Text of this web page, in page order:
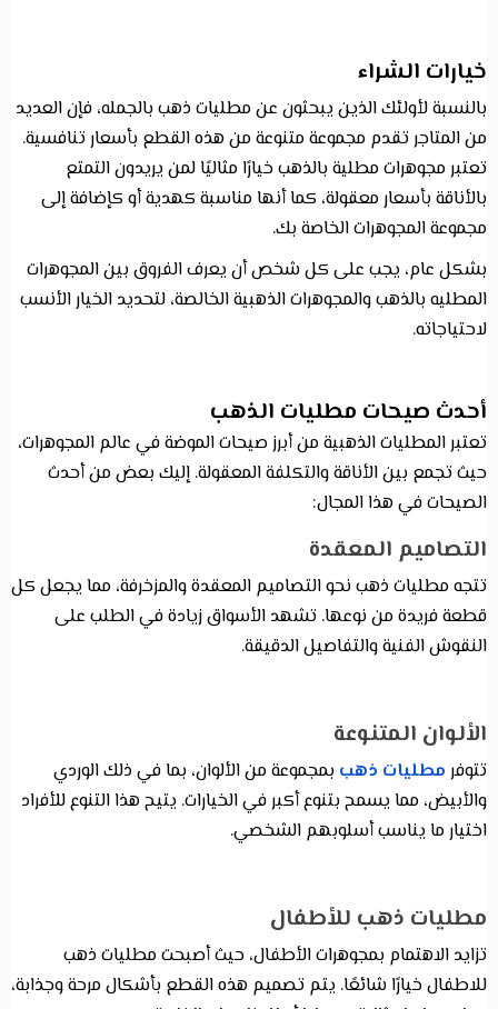
خيارات الشراء
بالنسبة لأولئك الذين يبحثون عن مطليات ذهب بالجمله، فإن العديد
من المتاجر تقدم مجموعة متنوعة من هذه القطع بأسعار تنافسية.
تعتبر مجوهرات مطلية بالذهب خيارًا مثاليًا لمن يريدون التمتع
بالأناقة بأسعار معقولة، كما أنها مناسبة كهدية أو كإضافة إلى
مجموعة المجوهرات الخاصة بك.
بشكل عام، يجب على كل شخص أن يعرف الفروق بين المجوهرات
المطليه بالذهب والمجوهرات الذهبية الخالصة، لتحديد الخيار الأنسب
لاحتياجاته.
أحدث صيحات مطليات الذهب
تعتبر المطليات الذهبية من أبرز صيحات الموضة في عالم المجوهرات،
حيث تجمع بين الأناقة والتكلفة المعقولة. إليك بعض من أحدث
الصيحات في هذا المجال:
التصاميم المعقدة
تتجه مطليات ذهب نحو التصاميم المعقدة والمزخرفة، مما يجعل كل
قطعة فريدة من نوعها. تشهد الأسواق زيادة في الطلب على
النقوش الفنية والتفاصيل الدقيقة.
الألوان المتنوعة
تتوفر مطليات ذهب بمجموعة من الألوان، بما في ذلك الوردي
والأبيض، مما يسمح بتنوع أكبر في الخيارات. يتيح هذا التنوع للأفراد
اختيار ما يناسب أسلوبهم الشخصي.
مطليات ذهب للأطفال
تزايد الاهتمام بمجوهرات الأطفال، حيث أصبحت مطليات ذهب
للاطفال خيارًا شائعًا. يتم تصميم هذه القطع بأشكال مرحة وجذابة،